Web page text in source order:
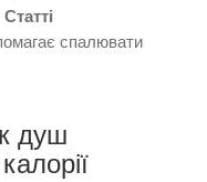
Статті
спалювати
душ